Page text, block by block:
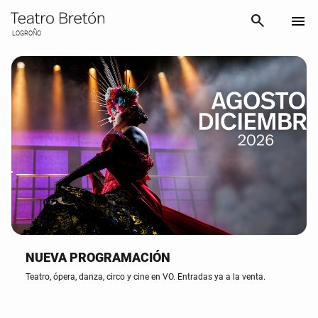
LOGROÑO
search menu
NUEVA PROGRAMACIÓN
Teatro, ópera, danza, circo y cine en VO. ​​​​​​ Entradas ya a la venta.